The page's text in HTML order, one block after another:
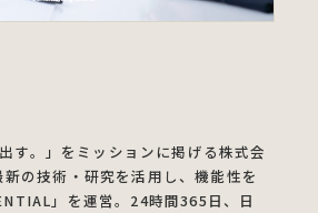
す。」をミッションに掲げる株式会
の技術・研究を活用し、機能性を
」を運営。24時間365日、日